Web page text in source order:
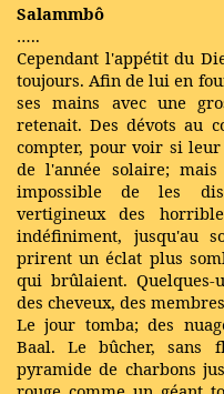
Salammbô
…..
Cependant l'appétit du
toujours. Afin de lui en
ses mains avec une
retenait. Des dévots au
compter, pour voir si
de l'année solaire;
impossible de les
vertigineux des
indéfiniment, jusqu'au
prirent un éclat plus
qui brûlaient. Quelques-
des cheveux, des
Le jour tomba; des
Baal. Le bûcher, sans
pyramide de charbons